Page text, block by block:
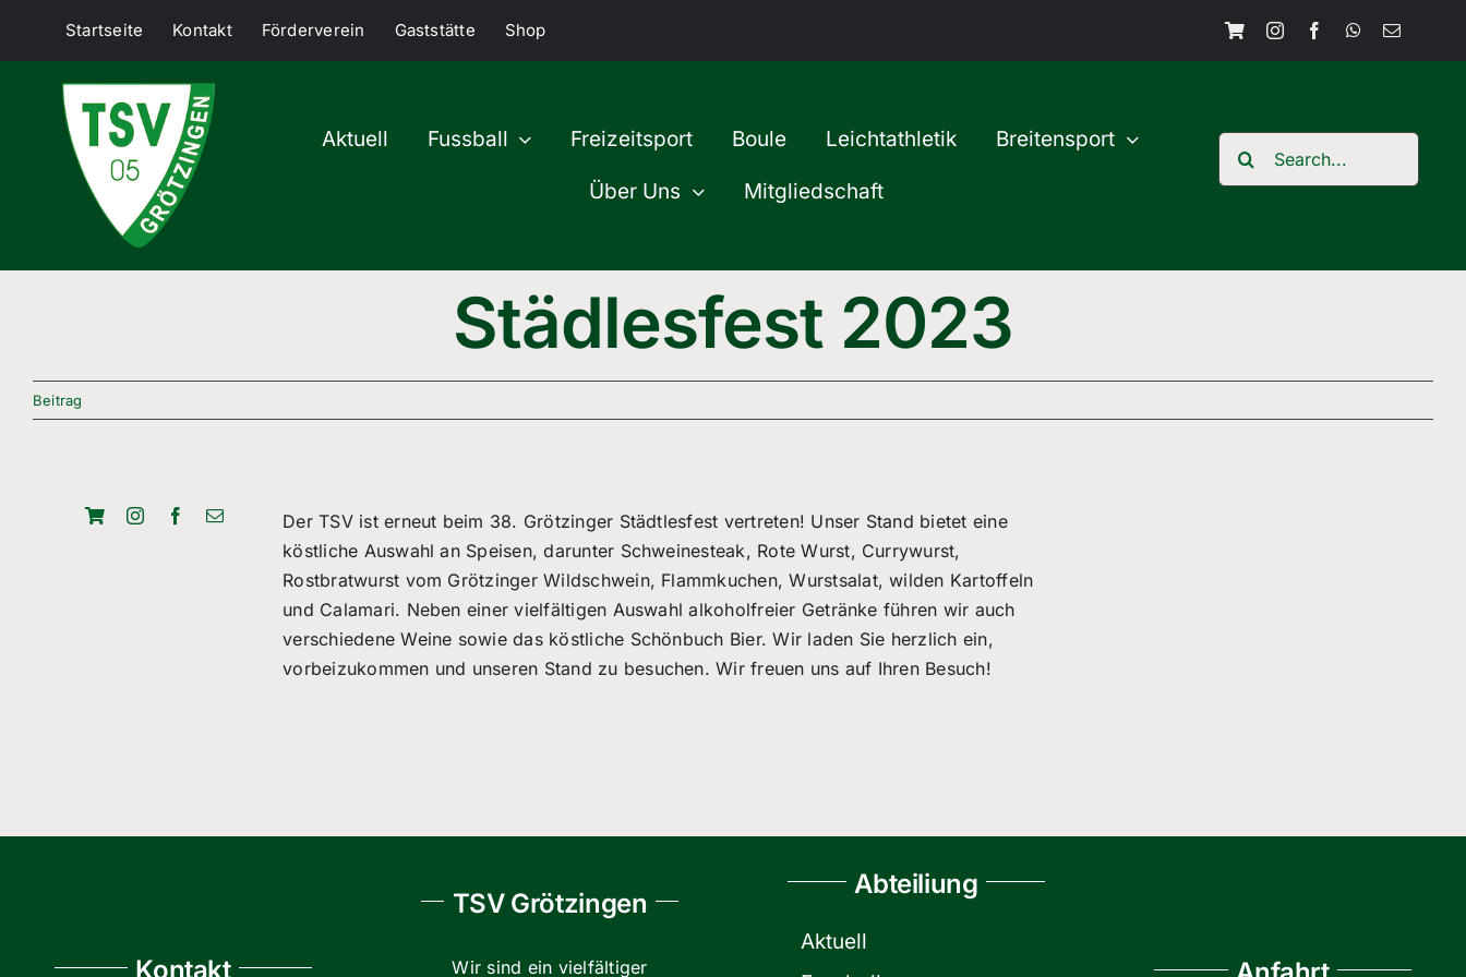
Startseite Kontakt Förderverein Gaststätte Shop
Aktuell Fussball Freizeitsport Boule Leichtathletik Breitensport
Über Uns Mitgliedschaft
Search
Städlesfest 2023
Beitrag
Der TSV ist erneut beim 38. Grötzinger Städtlesfest vertreten! Unser Stand bietet eine
köstliche Auswahl an Speisen, darunter Schweinesteak, Rote Wurst, Currywurst,
Rostbratwurst vom Grötzinger Wildschwein, Flammkuchen, Wurstsalat, wilden Kartoffeln
und Calamari. Neben einer vielfältigen Auswahl alkoholfreier Getränke führen wir auch
verschiedene Weine sowie das köstliche Schönbuch Bier. Wir laden Sie herzlich ein,
vorbeizukommen und unseren Stand zu besuchen. Wir freuen uns auf Ihren Besuch!
Kontakt
TSV Grötzingen
Wir sind ein vielfältiger
Abteiliung
Aktuell